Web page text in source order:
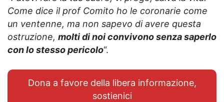
Come dice il prof Comito ho le coronarie come
un ventenne, ma non sapevo di avere questa
ostruzione, molti di noi convivono senza saperlo
con lo stesso pericolo“.
Dona a favore della libera informazione,
sostienici